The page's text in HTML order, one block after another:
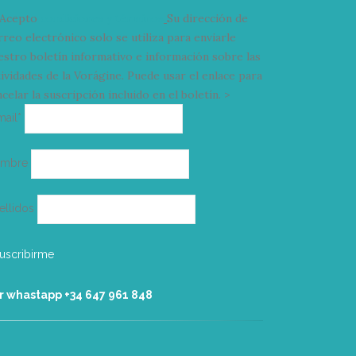
Acepto
Su dirección de
electrónico solo se utiliza para enviarle
boletín informativo e información sobre las
de la Vorágine. Puede usar el enlace para
la suscripción incluido en el boletín. >
electrónico
whastapp +34 ‭647 961 848‬